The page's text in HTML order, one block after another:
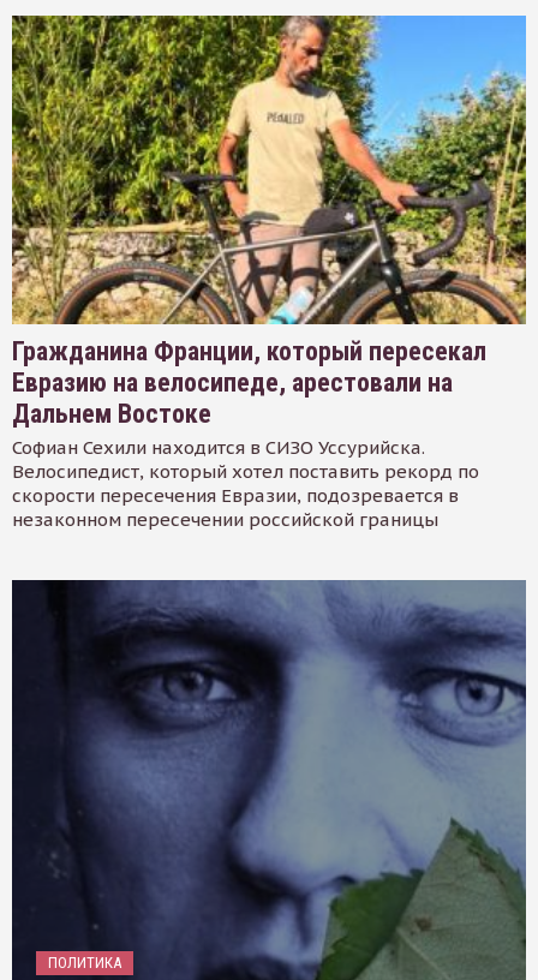
Гражданина Франции, который пересекал
Евразию на велосипеде, арестовали на
Дальнем Востоке
Софиан Сехили находится в СИЗО Уссурийска.
Велосипедист, который хотел поставить рекорд по
скорости пересечения Евразии, подозревается в
незаконном пересечении российской границы
ПОЛИТИКА